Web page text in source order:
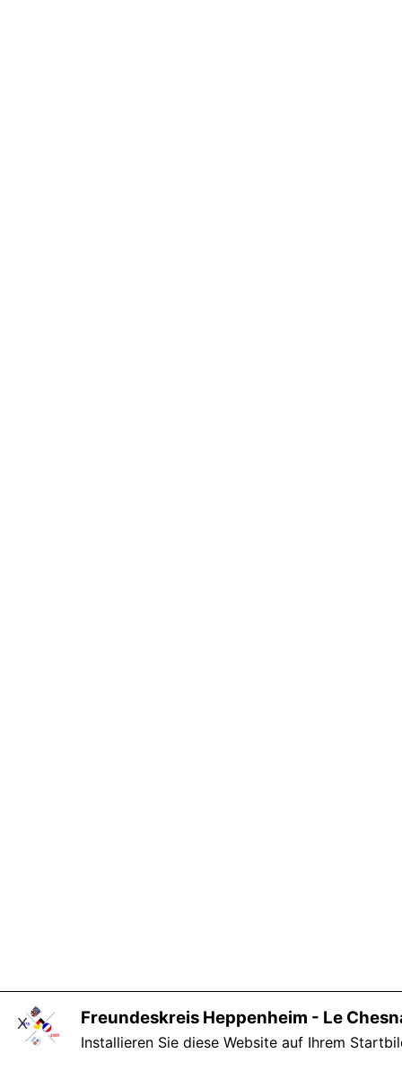
Freundeskreis Heppenheim - Le
Installieren Sie diese Website auf Ihrem
X